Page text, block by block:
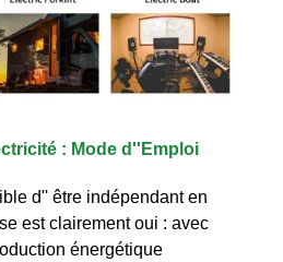
: Mode d''Emploi
d'' être indépendant en
est clairement oui : avec
énergétique